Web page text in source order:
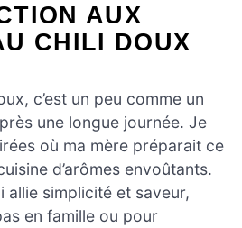
AUX
CHILI DOUX
c’est un peu comme un
une longue journée. Je
où ma mère préparait ce
d’arômes envoûtants.
allie simplicité et saveur,
en famille ou pour